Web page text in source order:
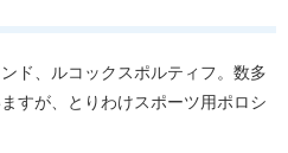
ド、ルコックスポルティフ。数多
すが、とりわけスポーツ用ポロシ